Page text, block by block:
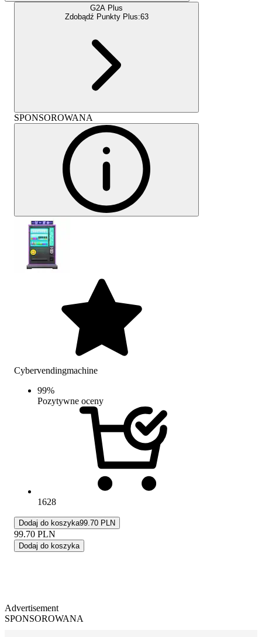
G2A Plus
Zdobądź Punkty Plus:63
SPONSOROWANA
Cybervendingmachine
99%
Pozytywne oceny
1628
Dodaj do koszyka99.70 PLN
99.70 PLN
Dodaj do koszyka
Advertisement
SPONSOROWANA